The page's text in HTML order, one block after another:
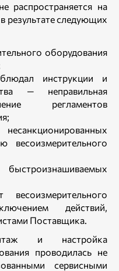
распространяется на
результате следующих
оборудования
инструкции и
— неправильная
регламентов
весоизмерительного
весоизмерительного
действий,
Поставщика.
и настройка
проводилась не
сервисными